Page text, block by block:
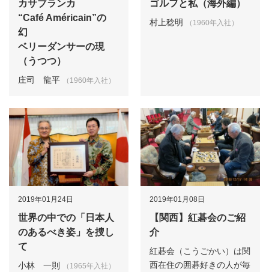
カサブランカ
“Café Américain”の
幻
ベリーダンサーの現
（うつつ）
庄司 龍平 （1960年入社）
ゴルフと私（海外編）
村上稔明 （1960年入社）
2019年01月24日
世界の中での「日本人
のあるべき姿」を捜し
て
小林 一則 （1965年入社）
2019年01月08日
【関西】紅碁会のご紹
介
紅碁会（こうごかい）は関
西在住の囲碁好きの人が毎